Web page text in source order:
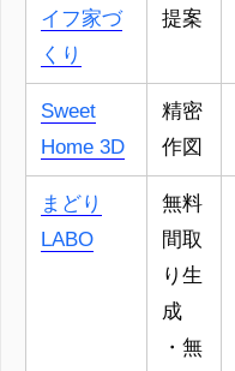
イフ家づ
くり
提案
Sweet
Home 3D
精密
作図
まどり
LABO
無料
間取
り生
成
・無